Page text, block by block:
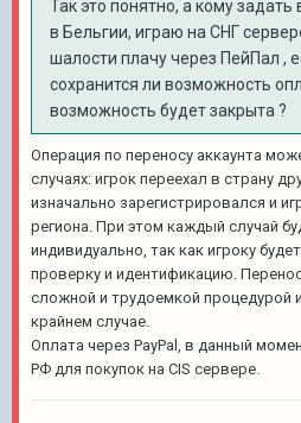
Так это понятно, а кому
в Бельгии, играю на СНГ
шалости плачу через ПейПал ,
сохранится ли возможность
возможность будет закрыта ?
Операция по переносу аккаунта
случаях: игрок переехал в страну
изначально зарегистрировался и
региона. При этом каждый случай
индивидуально, так как игроку
проверку и идентификацию.
сложной и трудоемкой процедурой
крайнем случае.
Оплата через PayPal, в данный
РФ для покупок на CIS сервере.